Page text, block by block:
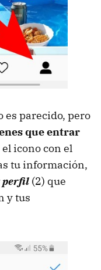
parecido, pero
que entrar
icono con el
tu información,
perfil (2) que
y tus